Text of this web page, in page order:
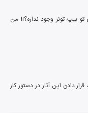
دوست گرامی با سپاس از پیشنهاد شما، قرار دادن این آثار در دستور کار